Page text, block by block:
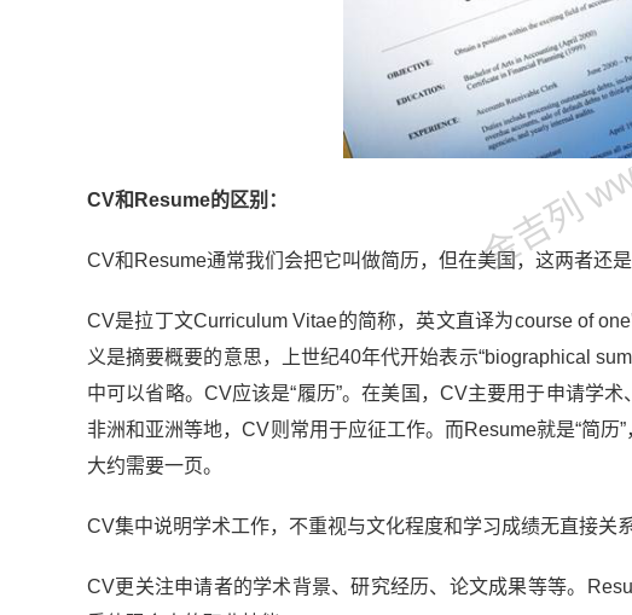
CV和Resume的区别：
CV和Resume通常我们会把它叫做简历，但在美国，这两者还
CV是拉丁文Curriculum Vitae的简称，英文直译为course of
义是摘要概要的意思，上世纪40年代开始表示“biographical
中可以省略。CV应该是“履历”。在美国，CV主要用于申请学
非洲和亚洲等地，CV则常用于应征工作。而Resume就是“简
大约需要一页。
CV集中说明学术工作，不重视与文化程度和学习成绩无直接关
CV更关注申请者的学术背景、研究经历、论文成果等等。
金吉列